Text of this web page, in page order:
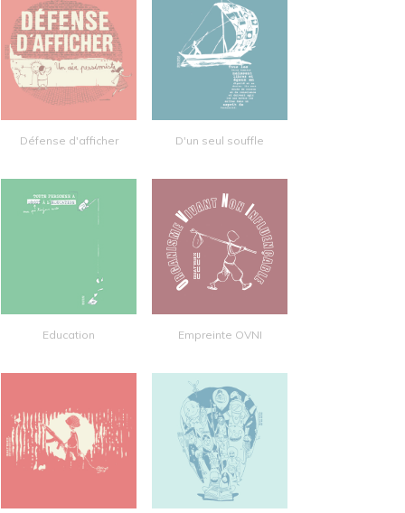
Défense d'afficher D'un seul souffle
Education Empreinte OVNI